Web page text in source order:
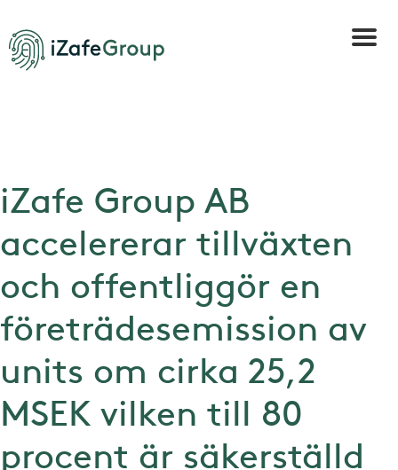
iZafe Group AB
accelererar tillväxten
och offentliggör en
företrädesemission av
units om cirka 25,2
MSEK vilken till 80
procent är säkerställd